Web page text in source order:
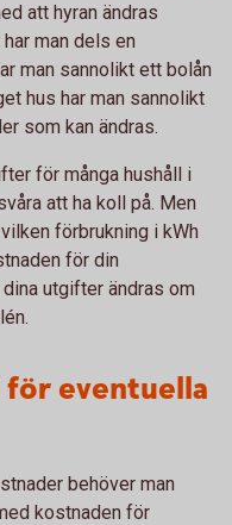
att hyran ändras
man dels en
man sannolikt ett bolån
hus har man sannolikt
som kan ändras.
för många hushåll i
att ha koll på. Men
förbrukning i kWh
för din
utgifter ändras om
för eventuella
behöver man
kostnaden för